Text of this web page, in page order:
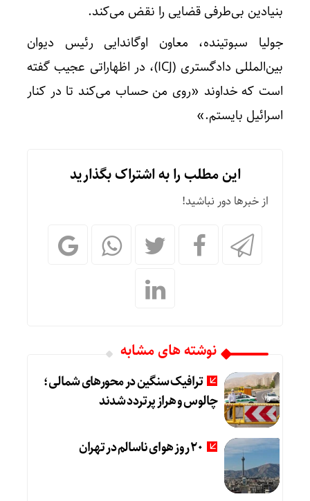
بنیادین بی‌طرفی قضایی را نقض می‌کند.
جولیا سبوتینده، معاون اوگاندایی رئیس دیوان
بین‌المللی دادگستری (ICJ)، در اظهاراتی عجیب گفته
است که خداوند «روی من حساب می‌کند تا در کنار
اسرائیل بایستم.»
این مطلب را به اشتراک بگذارید
از خبرها دور نباشید!
نوشته های مشابه
ترافیک سنگین در محورهای شمالی؛
چالوس و هراز پرتردد شدند
20 روز هوای ناسالم در تهران